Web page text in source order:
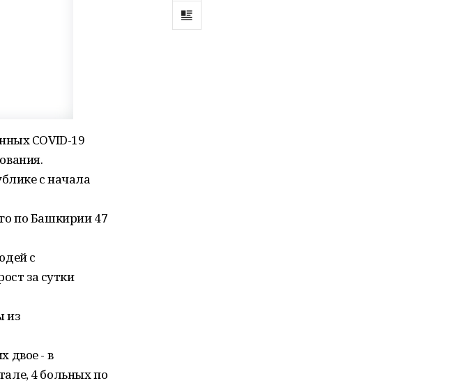
COVID-19
с начала
по Башкирии 47
с
за сутки
из
двое - в
4 больных по